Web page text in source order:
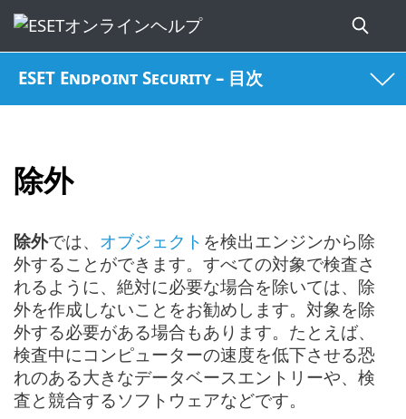
ESET Endpoint Security – 目次
除外
除外では、 オブジェクト を検出エンジンから除
外することができます。すべての対象で検査さ
れるように、絶対に必要な場合を除いては、除
外を作成しないことをお勧めします。対象を除
外する必要がある場合もあります。たとえば、
検査中にコンピューターの速度を低下させる恐
れのある大きなデータベースエントリーや、検
査と競合するソフトウェアなどです。